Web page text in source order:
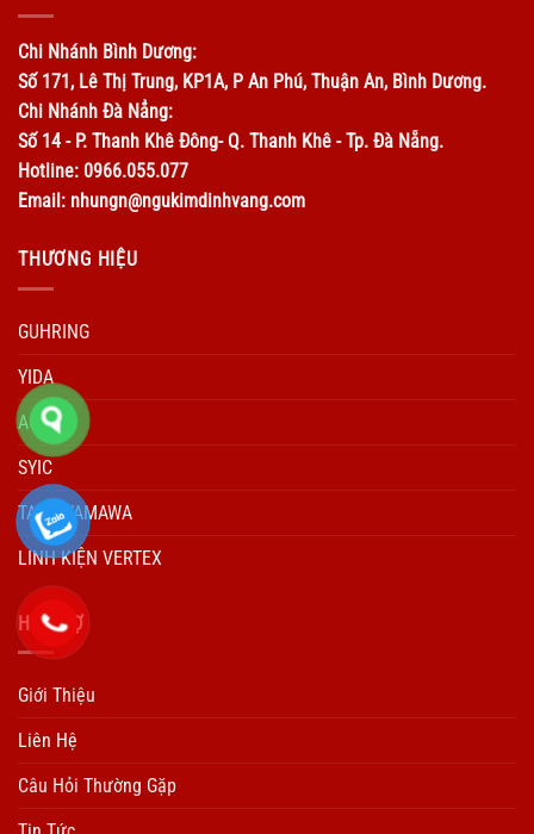
Chi Nhánh Bình Dương:
Số 171, Lê Thị Trung, KP1A, P An Phú, Thuận An, Bình Dương.
Chi Nhánh Đà Nẳng:
Số 14 - P. Thanh Khê Đông- Q. Thanh Khê - Tp. Đà Nẵng.
Hotline: 0966.055.077
Email: nhungn@ngukimdinhvang.com
THƯƠNG HIỆU
GUHRING
YIDA
ACCUD
SYIC
TARO YAMAWA
LINH KIỆN VERTEX
HÕ TRỢ
Giới Thiệu
Liên Hệ
Câu Hỏi Thường Gặp